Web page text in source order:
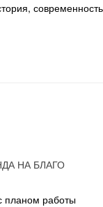
НА БЛАГО
планом работы